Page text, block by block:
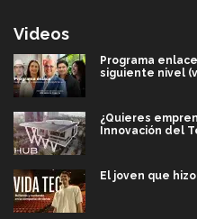
Videos
Programa
siguiente nivel
¿Quieres
Innovación del
El joven que